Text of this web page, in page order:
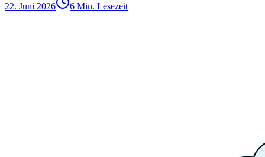
22. Juni 2026 6 Min. Lesezeit